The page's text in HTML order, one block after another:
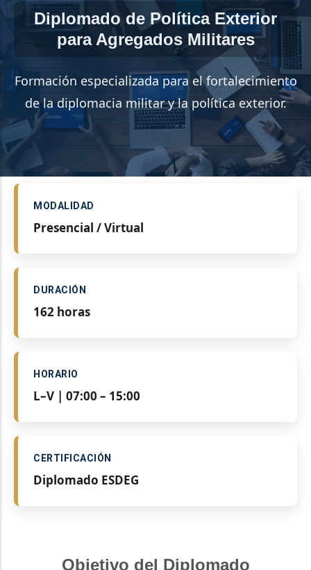
Diplomado de Política Exterior
para Agregados Militares
Formación especializada para el fortalecimiento
de la diplomacia militar y la política exterior.
MODALIDAD
Presencial / Virtual
DURACIÓN
162 horas
HORARIO
L–V | 07:00 – 15:00
CERTIFICACIÓN
Diplomado ESDEG
Objetivo del Diplomado